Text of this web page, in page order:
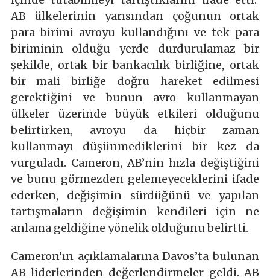
AB ülkelerinin yarısından çoğunun ortak
para birimi avroyu kullandığını ve tek para
biriminin olduğu yerde durdurulamaz bir
şekilde, ortak bir bankacılık birliğine, ortak
bir mali birliğe doğru hareket edilmesi
gerektiğini ve bunun avro kullanmayan
ülkeler üzerinde büyük etkileri olduğunu
belirtirken, avroyu da hiçbir zaman
kullanmayı düşünmediklerini bir kez da
vurguladı. Cameron, AB’nin hızla değiştiğini
ve bunu görmezden gelemeyeceklerini ifade
ederken, değişimin sürdüğünü ve yapılan
tartışmaların değişimin kendileri için ne
anlama geldiğine yönelik olduğunu belirtti.
Cameron’ın açıklamalarına Davos’ta bulunan
AB liderlerinden değerlendirmeler geldi. AB